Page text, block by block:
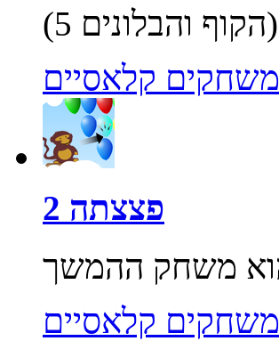
משחקים קלאסיים
פצצתה 2
משחקים קלאסיים